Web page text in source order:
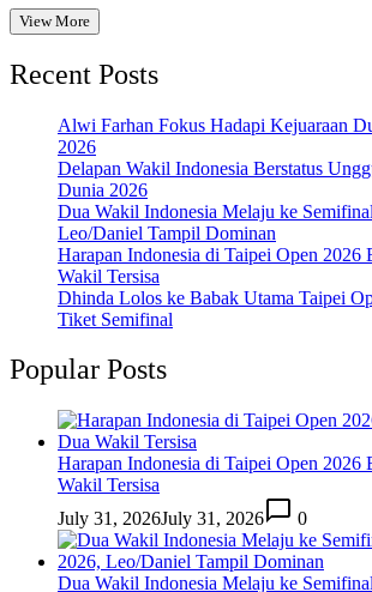
View More
Recent Posts
Alwi Farhan Fokus Hadapi Kejuaraan
2026
Delapan Wakil Indonesia Berstatus
Dunia 2026
Dua Wakil Indonesia Melaju ke
Leo/Daniel Tampil Dominan
Harapan Indonesia di Taipei Open 2026
Wakil Tersisa
Dhinda Lolos ke Babak Utama Taipei
Tiket Semifinal
Popular Posts
Harapan Indonesia di Taipei Open 2026
Wakil Tersisa
July 31, 2026July 31, 2026 0
Dua Wakil Indonesia Melaju ke